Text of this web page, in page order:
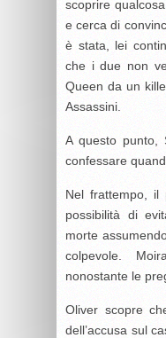
scoprire
e cerca di
è stata, lei
che i due non
Queen da un
Assassini.
A questo punto,
confessare
Nel frattempo, il
possibilità di
morte
colpevole.
nonostante le
Oliver scopre
dell’accusa sul